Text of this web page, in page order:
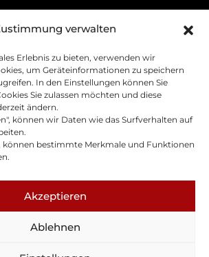
verwalten
Erlebnis zu bieten, verwenden wir
um Geräteinformationen zu speichern
In den Einstellungen können Sie
Sie zulassen möchten und diese
ändern.
können wir Daten wie das Surfverhalten auf
können bestimmte Merkmale und Funktionen
Akzeptieren
Ablehnen